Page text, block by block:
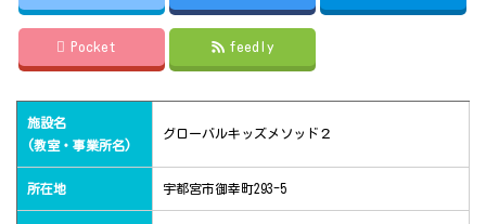
Pocket feedly
施設名
(教室・事業所名)
グローバルキッズメソッド２
所在地 宇都宮市御幸町293-5